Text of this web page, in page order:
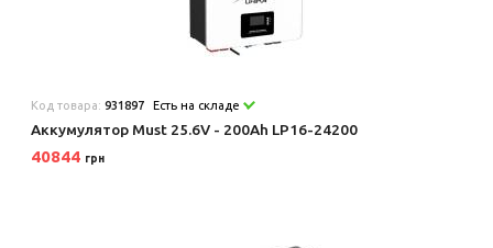
Код товара:931897 Есть на складе
Аккумулятор Must 25.6V - 200Ah LP16-24200
40844 грн